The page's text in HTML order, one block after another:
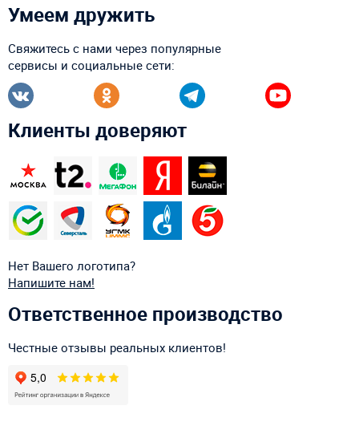
Умеем дружить
Свяжитесь с нами через популярные
сервисы и социальные сети:
Клиенты доверяют
Нет Вашего логотипа?
Напишите нам!
Ответственное производство
Честные отзывы реальных клиентов!